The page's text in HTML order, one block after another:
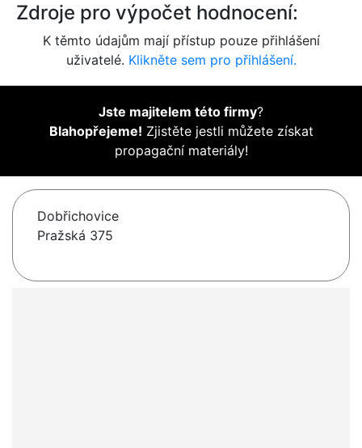
Zdroje pro výpočet hodnocení:
K těmto údajům mají přístup pouze přihlášení
uživatelé. Klikněte sem pro přihlášení.
Jste majitelem této firmy?
Blahopřejeme! Zjistěte jestli můžete získat
propagační materiály!
Dobřichovice
Pražská 375